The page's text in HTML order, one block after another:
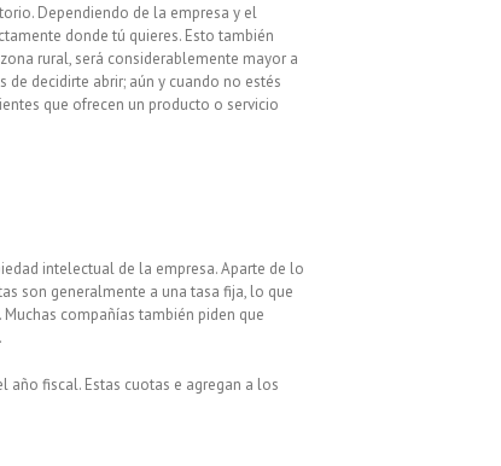
Dependiendo de la empresa y el
donde tú quieres. Esto también
rural, será considerablemente mayor a
decidirte abrir; aún y cuando no estés
que ofrecen un producto o servicio
intelectual de la empresa. Aparte de lo
son generalmente a una tasa fija, lo que
compañías también piden que
fiscal. Estas cuotas e agregan a los